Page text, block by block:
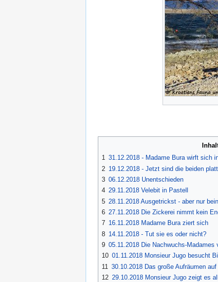
1 31.12.2018 - Madame Bura wirft sich
2 19.12.2018 - Jetzt sind die beiden platt
3 06.12.2018 Unentschieden
4 29.11.2018 Velebit in Pastell
5 28.11.2018 Ausgetrickst - aber nur
6 27.11.2018 Die Zickerei nimmt kein
7 16.11.2018 Madame Bura ziert sich
8 14.11.2018 - Tut sie es oder nicht?
9 05.11.2018 Die Nachwuchs-
10 01.11.2018 Monsieur Jugo besucht
11 30.10.2018 Das große Aufräumen
12 29.10.2018 Monsieur Jugo zeigt es